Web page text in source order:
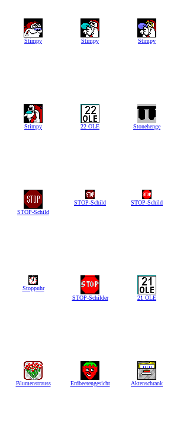
Stimpy Stimpy Stimpy
Stimpy 22 OLE Stonehenge
STOP-Schild
STOP-Schild
STOP-Schild
Stoppuhr
STOP-Schilder
21 OLE
Blumenstrauss Erdbeerengesicht Aktenschrank